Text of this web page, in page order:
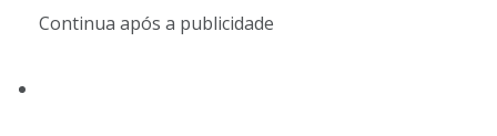
Continua após a publicidade